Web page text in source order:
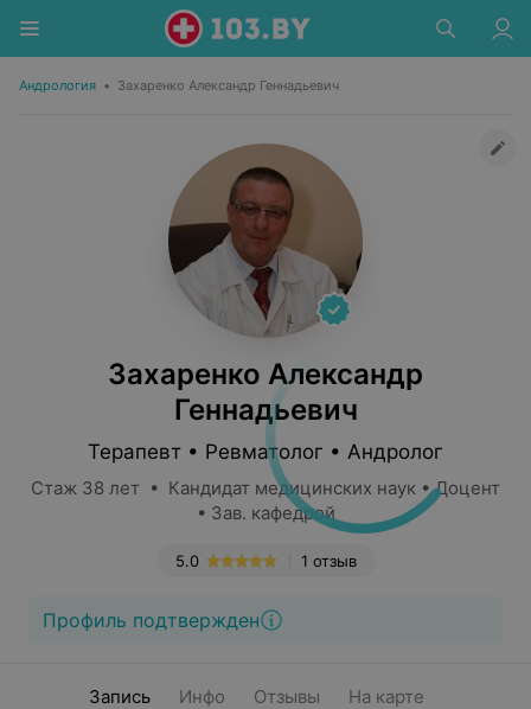
Андрология • Захаренко Александр Геннадьевич
Захаренко Александр
Геннадьевич
Терапевт • Ревматолог • Андролог
Стаж 38 лет • Кандидат медицинских наук • Доцент
• Зав. кафедрой
1 отзыв
5.0
Профиль подтвержден
Запись Инфо Отзывы На карте